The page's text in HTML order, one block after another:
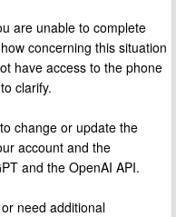
are unable to complete
concerning this situation
have access to the phone
clarify.
change or update the
account and the
and the OpenAI API.
need additional